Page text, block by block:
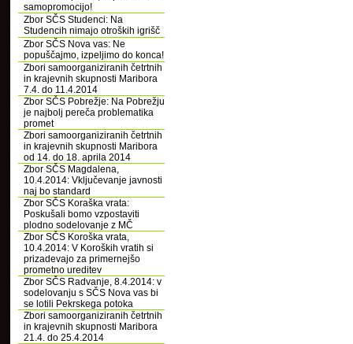
samopromocijo!
Zbor SČS Studenci: Na
Studencih nimajo otroških igrišč
Zbor SČS Nova vas: Ne
popuščajmo, izpeljimo do konca!
Zbori samoorganiziranih četrtnih
in krajevnih skupnosti Maribora
7.4. do 11.4.2014
Zbor SČS Pobrežje: Na Pobrežju
je najbolj pereča problematika
promet
Zbori samoorganiziranih četrtnih
in krajevnih skupnosti Maribora
od 14. do 18. aprila 2014
Zbor SČS Magdalena,
10.4.2014: Vključevanje javnosti
naj bo standard
Zbor SČS Koraška vrata:
Poskušali bomo vzpostaviti
plodno sodelovanje z MČ
Zbor SČS Koroška vrata,
10.4.2014: V Koroških vratih si
prizadevajo za primernejšo
prometno ureditev
Zbor SČS Radvanje, 8.4.2014: v
sodelovanju s SČS Nova vas bi
se lotili Pekrskega potoka
Zbori samoorganiziranih četrtnih
in krajevnih skupnosti Maribora
21.4. do 25.4.2014